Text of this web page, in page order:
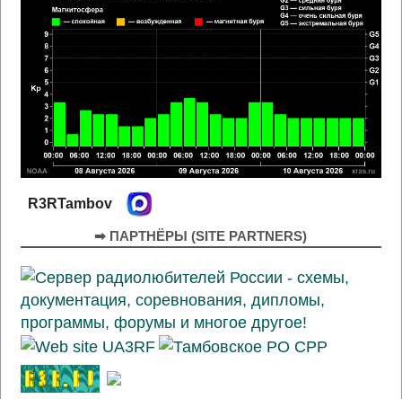
R3RTambov
➡ ПАРТНЁРЫ (SITE PARTNERS)